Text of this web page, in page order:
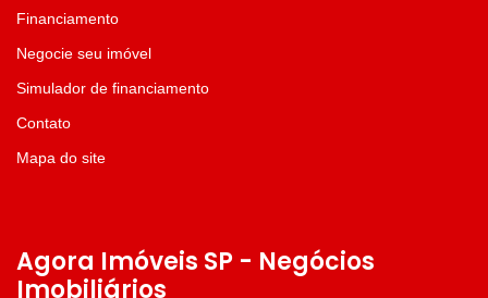
Financiamento
Negocie seu imóvel
Simulador de financiamento
Contato
Mapa do site
Agora Imóveis SP - Negócios
Imobiliários